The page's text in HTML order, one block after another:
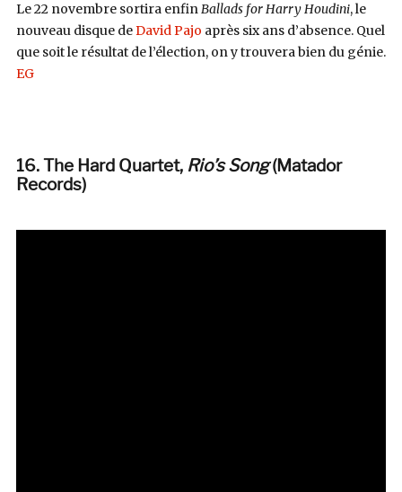
Le 22 novembre sortira enfinBallads for Harry Houdini, le
nouveau disque deDavid Pajo après six ans d’absence. Quel
que soit le résultat de l’élection, on y trouvera bien du génie.
EG
16. The Hard Quartet, Rio’s Song(Matador
Records)